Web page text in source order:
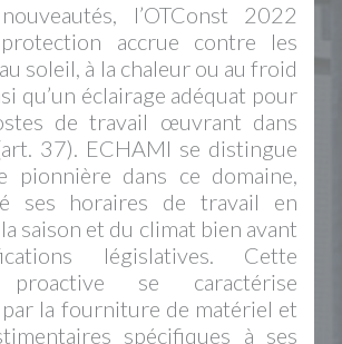
l’OTConst 2022
accrue contre les
soleil, à la chaleur ou au froid
qu’un éclairage adéquat pour
de travail œuvrant dans
37). ECHAMI se distingue
pionnière dans ce domaine,
ses horaires de travail en
saison et du climat bien avant
législatives. Cette
proactive se caractérise
la fourniture de matériel et
spécifiques à ses